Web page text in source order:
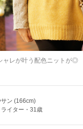
ャレが叶う配色ニットが◎
ン (166cm)
イター・31歳